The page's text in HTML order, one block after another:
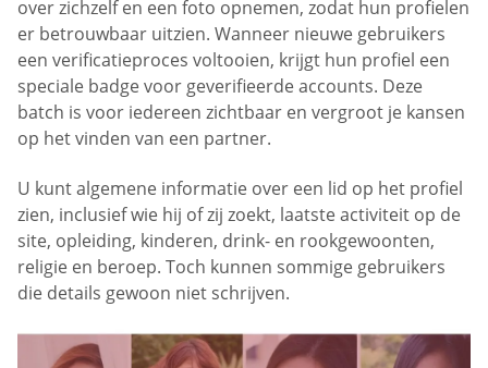
over zichzelf en een foto opnemen, zodat hun profielen
er betrouwbaar uitzien. Wanneer nieuwe gebruikers
een verificatieproces voltooien, krijgt hun profiel een
speciale badge voor geverifieerde accounts. Deze
batch is voor iedereen zichtbaar en vergroot je kansen
op het vinden van een partner.
U kunt algemene informatie over een lid op het profiel
zien, inclusief wie hij of zij zoekt, laatste activiteit op de
site, opleiding, kinderen, drink- en rookgewoonten,
religie en beroep. Toch kunnen sommige gebruikers
die details gewoon niet schrijven.